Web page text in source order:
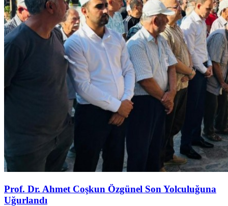
Prof. Dr. Ahmet Coşkun Özgünel Son Yolculuğuna
Uğurlandı